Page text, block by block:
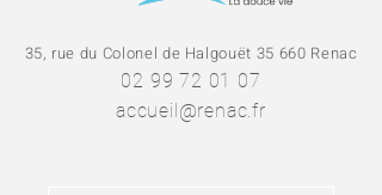
35, rue du Colonel de Halgouët 35 660 Renac
02 99 72 01 07
accueil@renac.fr